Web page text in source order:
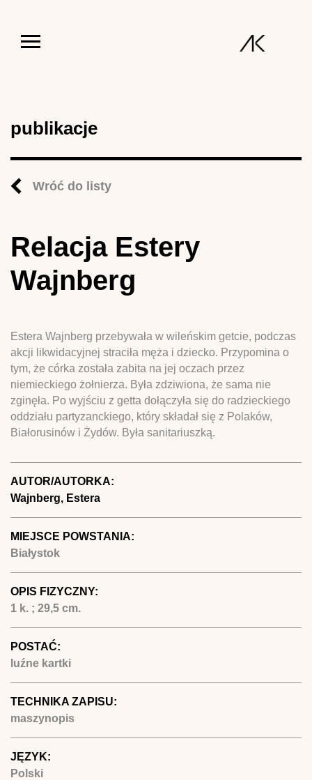
publikacje
Wróć do listy
Relacja Estery
Wajnberg
Estera Wajnberg przebywała w wileńskim getcie, podczas
akcji likwidacyjnej straciła męża i dziecko. Przypomina o
tym, że córka została zabita na jej oczach przez
niemieckiego żołnierza. Była zdziwiona, że sama nie
zginęła. Po wyjściu z getta dołączyła się do radzieckiego
oddziału partyzanckiego, który składał się z Polaków,
Białorusinów i Żydów. Była sanitariuszką.
AUTOR/AUTORKA:
Wajnberg, Estera
MIEJSCE POWSTANIA:
Białystok
OPIS FIZYCZNY:
1 k. ; 29,5 cm.
POSTAĆ:
luźne kartki
TECHNIKA ZAPISU:
maszynopis
JĘZYK:
Polski